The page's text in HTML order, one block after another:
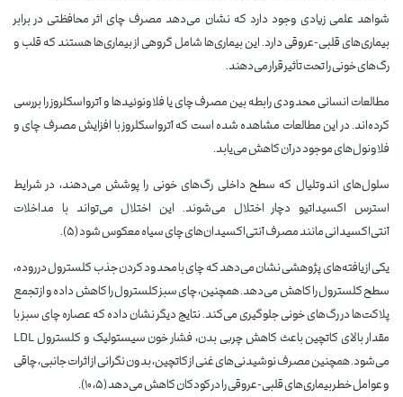
شواهد علمی زیادی وجود دارد که نشان می‌دهد مصرف چای اثر محافظتی در برابر
بیماری‌های قلبی-عروقی دارد. این بیماری‌ها شامل گروهی از بیماری‌ها هستند که قلب و
رگ‌های خونی را تحت تأثیر قرار می‌دهند.
مطالعات انسانی محدودی رابطه بین مصرف چای یا فلاونوئیدها و آترواسکلروز را بررسی
کرده‌اند. در این مطالعات مشاهده شده است که آترواسکلروز با افزایش مصرف چای و
فلاونول‌های موجود در آن کاهش می‌یابد.
سلول‌های اندوتلیال که سطح داخلی رگ‌های خونی را پوشش می‌دهند، در شرایط
استرس اکسیداتیو دچار اختلال می‌شوند. این اختلال می‌تواند با مداخلات
آنتی‌اکسیدانی مانند مصرف آنتی‌اکسیدان‌های چای سیاه معکوس شود (۵).
یکی از یافته‌های پژوهشی نشان می‌دهد که چای با محدود کردن جذب کلسترول در روده،
سطح کلسترول را کاهش می‌دهد. همچنین، چای سبز کلسترول را کاهش داده و از تجمع
پلاکت‌ها در رگ‌های خونی جلوگیری می‌کند. نتایج دیگر نشان داده که عصاره چای سبز با
مقدار بالای کاتچین باعث کاهش چربی بدن، فشار خون سیستولیک و کلسترول LDL
می‌شود. همچنین مصرف نوشیدنی‌های غنی از کاتچین، بدون نگرانی از اثرات جانبی، چاقی
و عوامل خطر بیماری‌های قلبی-عروقی را در کودکان کاهش می‌دهد (۵، ۱۰).